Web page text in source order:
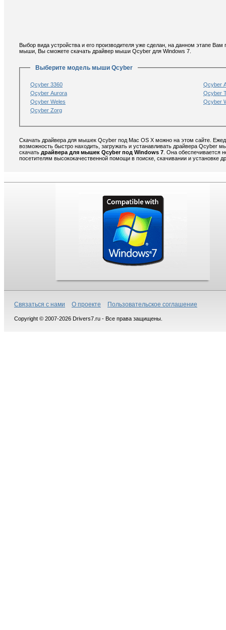
Выбор вида устройства и его производителя уже сделан, на данном этапе
мыши, Вы сможете скачать драйвер мыши Qcyber для Windows 7.
Выберите модель мыши Qcyber
Qcyber 3360
Qcyber
Qcyber Aurora
Qcyber
Qcyber Weles
Qcyber
Qcyber Zorg
Скачать драйвера для мышек Qcyber под Mac OS X можно на этом сайте.
возможность быстро находить, загружать и устанавливать драйвера Qcyber
скачать драйвера для мышек Qcyber под Windows 7 . Она обеспечивается
посетителям высококачественной помощи в поиске, скачивании и
Связаться с нами О проекте Пользовательское соглашение
Copyright © 2007-2026 Drivers7.ru - Все права защищены.